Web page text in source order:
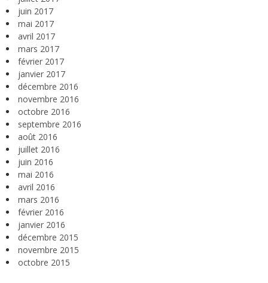
juin 2017
mai 2017
avril 2017
mars 2017
février 2017
janvier 2017
décembre 2016
novembre 2016
octobre 2016
septembre 2016
août 2016
juillet 2016
juin 2016
mai 2016
avril 2016
mars 2016
février 2016
janvier 2016
décembre 2015
novembre 2015
octobre 2015